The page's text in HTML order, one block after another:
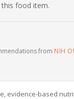
food item.
from NIH
evidence-based